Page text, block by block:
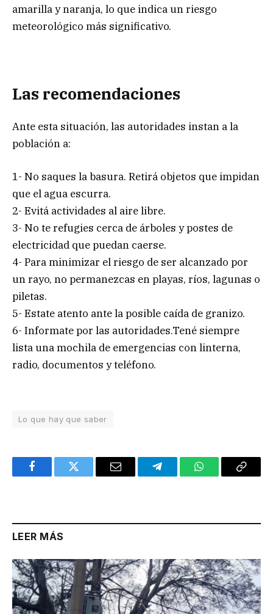
amarilla y naranja, lo que indica un riesgo
meteorológico más significativo.
Las recomendaciones
Ante esta situación, las autoridades instan a la
población a:
1- No saques la basura. Retirá objetos que impidan
que el agua escurra.
2- Evitá actividades al aire libre.
3- No te refugies cerca de árboles y postes de
electricidad que puedan caerse.
4- Para minimizar el riesgo de ser alcanzado por
un rayo, no permanezcas en playas, ríos, lagunas o
piletas.
5- Estate atento ante la posible caída de granizo.
6- Informate por las autoridades.Tené siempre
lista una mochila de emergencias con linterna,
radio, documentos y teléfono.
Lo que hay que saber
FacebookTwitter Email TelegramWhatsAppCopy
LEER MÁS